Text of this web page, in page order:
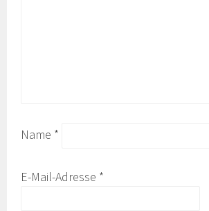
Name *
E-Mail-Adresse *